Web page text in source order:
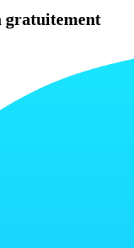
gratuitement